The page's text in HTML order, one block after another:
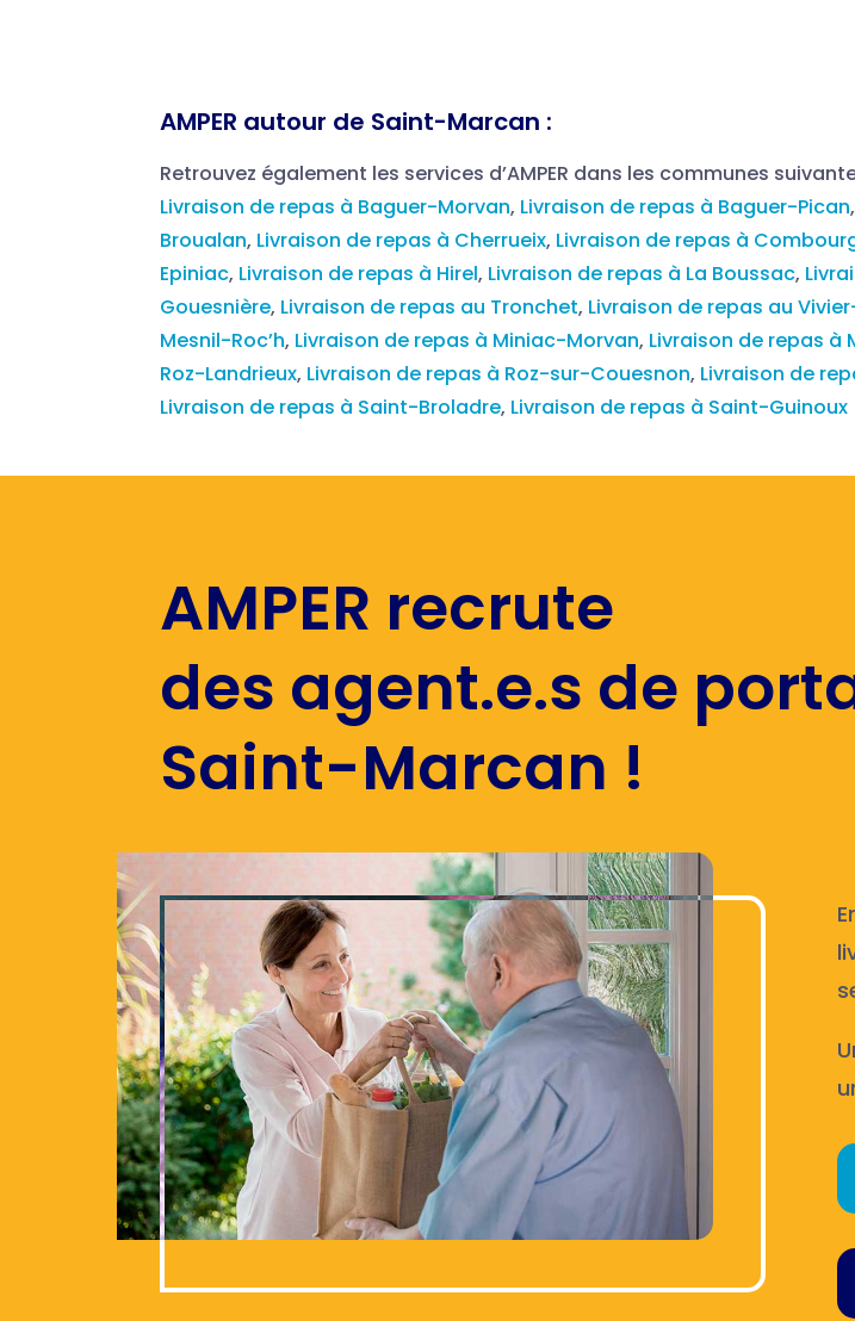
AMPER autour de Saint-Marcan :
Retrouvez également les services d’AMPER dans les communes
Livraison de repas à Baguer-Morvan, Livraison de repas à Baguer-Pican,
Broualan, Livraison de repas à Cherrueix, Livraison de repas à
Epiniac, Livraison de repas à Hirel, Livraison de repas à La Boussac,
Gouesnière, Livraison de repas au Tronchet, Livraison de repas au
Mesnil-Roc’h, Livraison de repas à Miniac-Morvan, Livraison de repas à
Roz-Landrieux, Livraison de repas à Roz-sur-Couesnon, Livraison de
Livraison de repas à Saint-Broladre, Livraison de repas à Saint-Guinoux
AMPER recrute
des agent.e.s de
Saint-Marcan !